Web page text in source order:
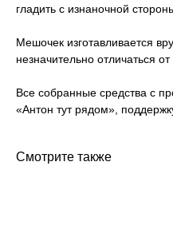
гладить с изнаночной
Мешочек изготавливается
незначительно отличаться
Все собранные средства с
«Антон тут рядом»,
Смотрите также